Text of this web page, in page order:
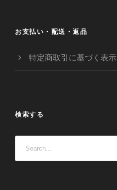
お支払い・配送・返品
特定商取引に基づく表示
検索する